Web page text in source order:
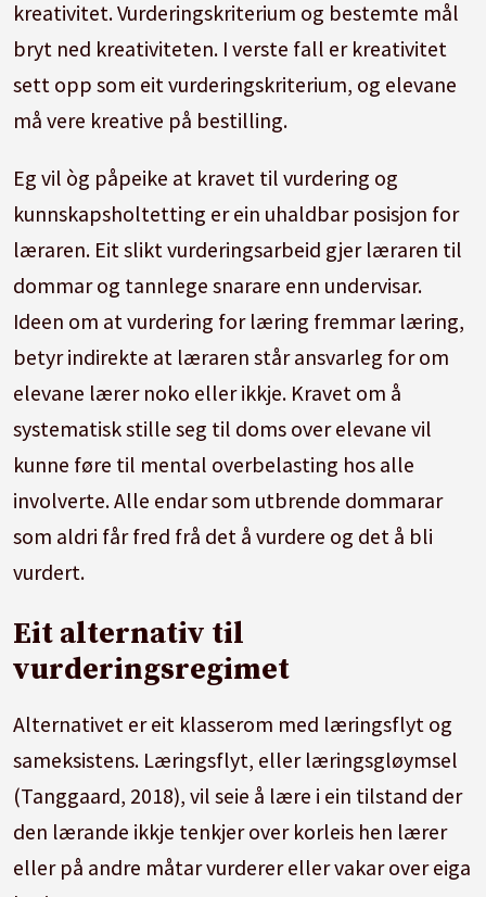
kreativitet. Vurderingskriterium og bestemte mål
bryt ned kreativiteten. I verste fall er kreativitet
sett opp som eit vurderingskriterium, og elevane
må vere kreative på bestilling.
Eg vil òg påpeike at kravet til vurdering og
kunnskapsholtetting er ein uhaldbar posisjon for
læraren. Eit slikt vurderingsarbeid gjer læraren til
dommar og tannlege snarare enn undervisar.
Ideen om at vurdering for læring fremmar læring,
betyr indirekte at læraren står ansvarleg for om
elevane lærer noko eller ikkje. Kravet om å
systematisk stille seg til doms over elevane vil
kunne føre til mental overbelasting hos alle
involverte. Alle endar som utbrende dommarar
som aldri får fred frå det å vurdere og det å bli
vurdert.
Eit alternativ til
vurderingsregimet
Alternativet er eit klasserom med læringsflyt og
sameksistens. Læringsflyt, eller læringsgløymsel
(Tanggaard, 2018), vil seie å lære i ein tilstand der
den lærande ikkje tenkjer over korleis hen lærer
eller på andre måtar vurderer eller vakar over eiga